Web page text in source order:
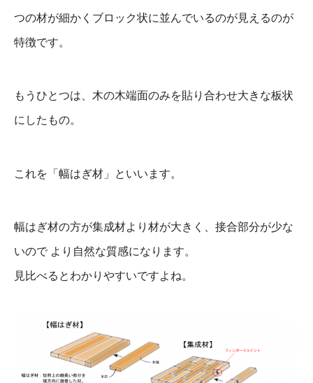
つの材が細かくブロック状に並んでいるのが見えるのが
特徴です。
もうひとつは、木の木端面のみを貼り合わせ大きな板状
にしたもの。
これを「幅はぎ材」といいます。
幅はぎ材の方が集成材より材が大きく、接合部分が少な
いので より自然な質感になります。
見比べるとわかりやすいですよね。